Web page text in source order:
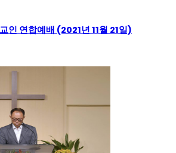
인 연합예배 (2021년 11월 21일)